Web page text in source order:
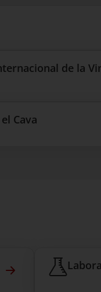
de la
Cava
Denominacions